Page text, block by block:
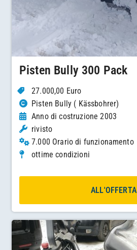
Pisten Bully 300 Pack
27.000,00 Euro
Pisten Bully ( Kässbohrer)
Anno di costruzione 2003
rivisto
7.000 Orario di funzionamento
ottime condizioni
ALL'OFFERTA